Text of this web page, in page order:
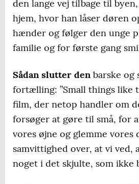
den lange vej tilbage til
hjem, hvor han låser døren
hænder og følger den unge
familie og for første gang
Sådan slutter denbarske og
fortælling: ”Small things like
film, der netop handler om
forsøger at gøre til små, for
vores øjne og glemme vores
samvittighed over, at vi ved,
noget i det skjulte, som ikke